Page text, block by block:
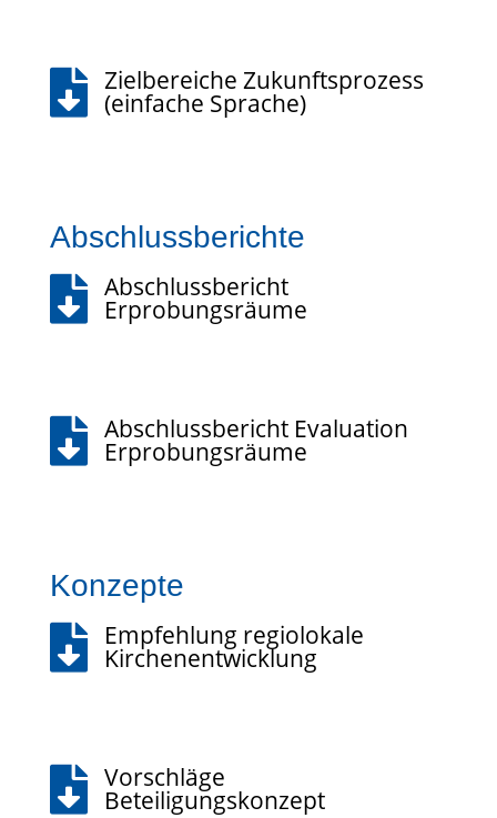
 Zielbereiche Zukunftsprozess
(einfache Sprache)
Abschlussberichte
 Abschlussbericht
Erprobungsräume
 Abschlussbericht Evaluation
Erprobungsräume
Konzepte
 Empfehlung regiolokale
Kirchenentwicklung
 Vorschläge
Beteiligungskonzept